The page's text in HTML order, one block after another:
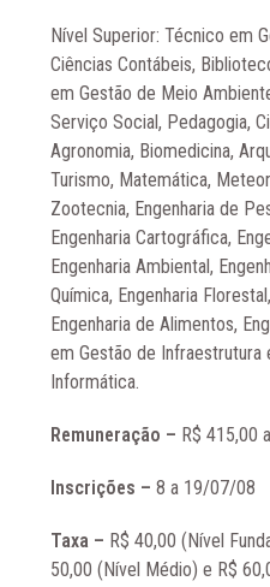
Nível Superior: Técnico em
Ciências Contábeis,
em Gestão de Meio
Serviço Social, Pedagogia,
Agronomia, Biomedicina,
Turismo, Matemática,
Zootecnia, Engenharia de
Engenharia Cartográfica,
Engenharia Ambiental,
Química, Engenharia
Engenharia de Alimentos,
em Gestão de Infraestrutura
Informática.
Remuneração – R$ 415,00
Inscrições –8 a 19/07/08
Taxa – R$ 40,00 (Nível
50,00 (Nível Médio) e R$